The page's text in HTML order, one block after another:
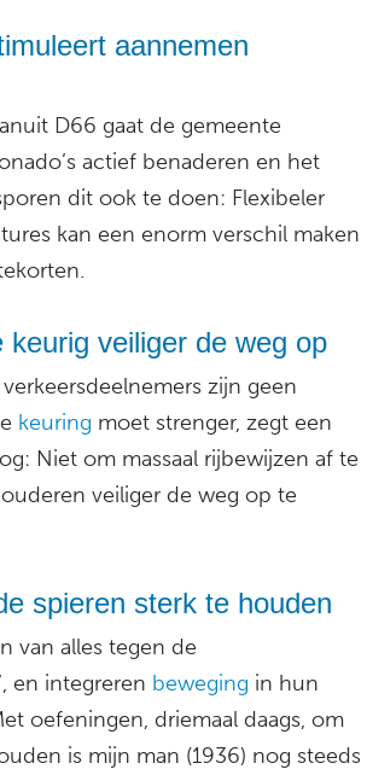
aannemen
D66 gaat de gemeente
actief benaderen en het
dit ook te doen: Flexibeler
kan een enorm verschil maken
keurig veiliger de weg op
zijn geen
keuring moet strenger, zegt een
Niet om massaal rijbewijzen af te
veiliger de weg op te
spieren sterk te houden
van alles tegen de
en integreren beweging in hun
oefeningen, driemaal daags, om
is mijn man (1936) nog steeds